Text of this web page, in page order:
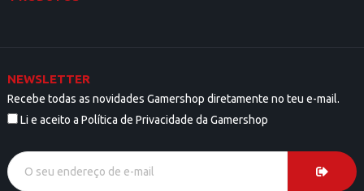
NEWSLETTER
Recebe todas as novidades Gamershop diretamente no teu e-mail.
Li e aceito a Política de Privacidade da Gamershop